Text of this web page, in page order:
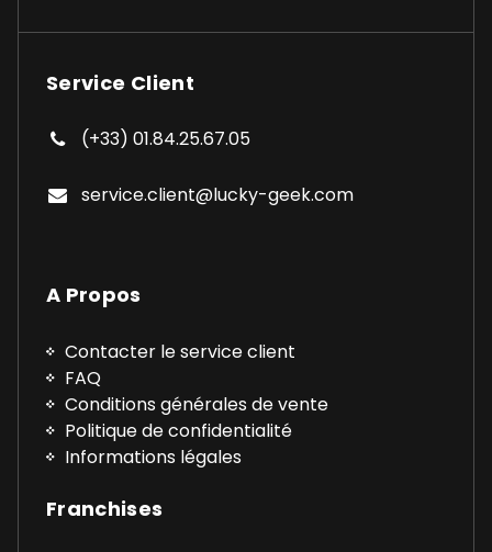
Service Client
(+33) 01.84.25.67.05
service.client@lucky-geek.com
A Propos
Contacter le service client
FAQ
Conditions générales de vente
Politique de confidentialité
Informations légales
Franchises